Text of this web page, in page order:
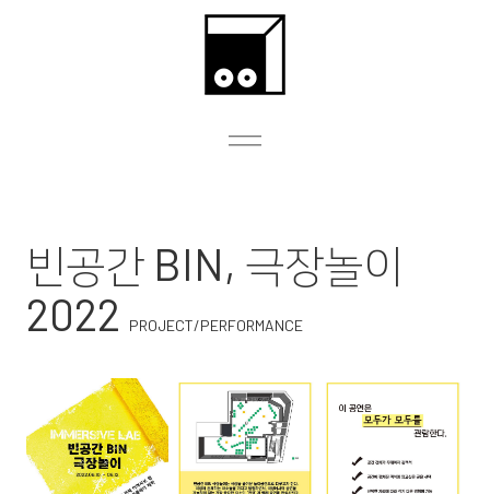
빈공간 BIN, 극장놀이
2022
PROJECT/PERFORMANCE